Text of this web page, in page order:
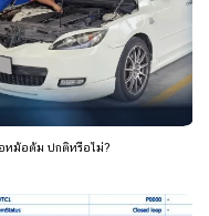
หม้อต้ม ปกติหรือไม่?